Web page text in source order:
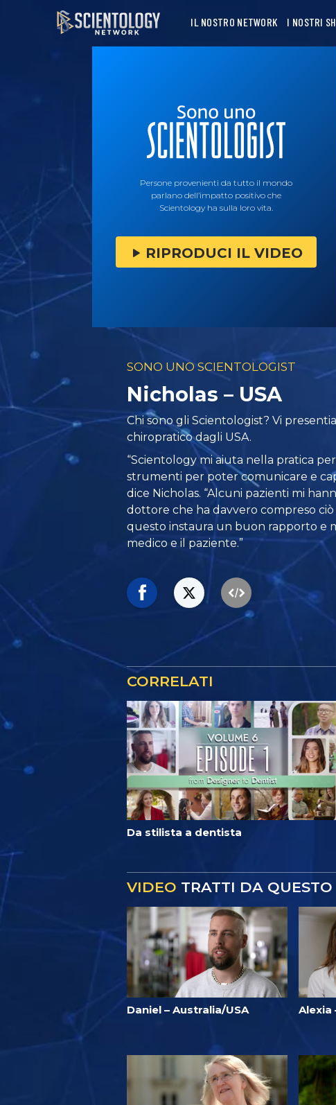
IL NOSTRO NETWORK I NOSTRI
Persone provenienti da tutto il mondo
parlano dell’impatto positivo che
Scientology ha sulla loro vita.
RIPRODUCI IL VIDEO
SONO UNO SCIENTOLOGIST
Nicholas – USA
Chi sono gli Scientologist? Vi
chiropratico dagli USA.
“Scientology mi aiuta nella pratica
strumenti per poter comunicare e
dice Nicholas. “Alcuni pazienti mi
dottore che ha davvero compreso ciò
questo instaura un buon rapporto e
medico e il paziente.”
CORRELATI
Da stilista a dentista
VIDEO TRATTI DA
Daniel – Australia/USA Alexia